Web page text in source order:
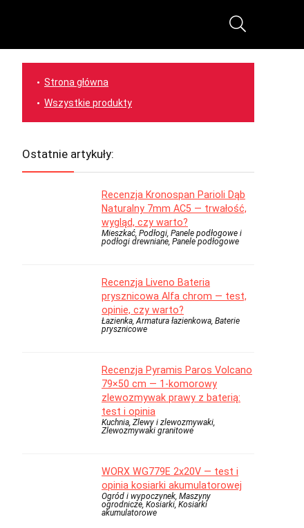
Strona główna
Wszystkie produkty
Ostatnie artykuły:
Recenzja Kronospan Parioli Dąb
Naturalny 7mm AC5 — trwałość,
wygląd, czy warto?
Mieszkać, Podłogi, Panele podłogowe i
podłogi drewniane, Panele podłogowe
Recenzja Liveno Bateria
prysznicowa Alfa chrom — test,
opinie, czy warto?
Łazienka, Armatura łazienkowa, Baterie
prysznicowe
Recenzja Pyramis Paros Volcano
79×50 cm — 1-komorowy
zlewozmywak prawy z baterią:
test i opinia
Kuchnia, Zlewy i zlewozmywaki,
Zlewozmywaki granitowe
WORX WG779E 2x20V — test i
opinia kosiarki akumulatorowej
Ogród i wypoczynek, Maszyny
ogrodnicze, Kosiarki, Kosiarki
akumulatorowe